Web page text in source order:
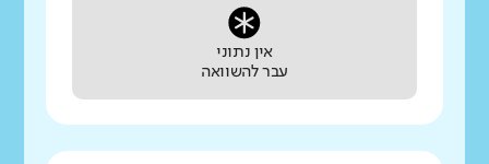
אין נתוני
עבר להשוואה